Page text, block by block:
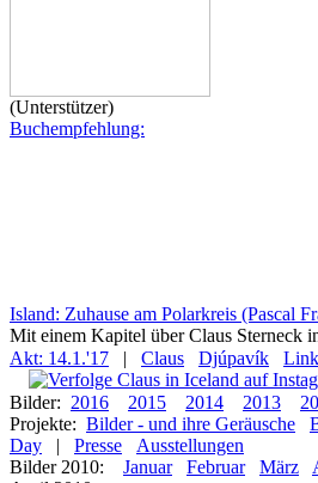
(Unterstützer)
Buchempfehlung:
Island: Zuhause am Polarkreis (Pascal
Mit einem Kapitel über Claus Sterneck
Akt: 14.1.'17
| Claus Djúpavík
Bilder: 2016 2015 2014 2013
Projekte: Bilder - und ihre Geräusche
Day
| Presse
Ausstellungen
Bilder 2010:
Januar Februar März